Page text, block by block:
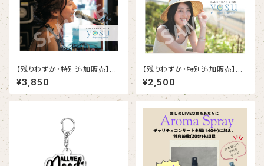
【残りわずか・特別追加販売】A４
サイズ壁掛けカレンダー
¥3,850
【残りわずか・特別追加販売】B6
卓上カレンダー
¥2,500